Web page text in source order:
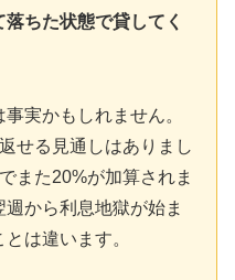
落ちた状態で貸してく
事実かもしれません。
せる見通しはありまし
また20%が加算されま
から利息地獄が始ま
は違います。